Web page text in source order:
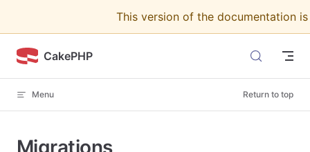
This version of the documentation
CakePHP
Menu Return to top
Migrations